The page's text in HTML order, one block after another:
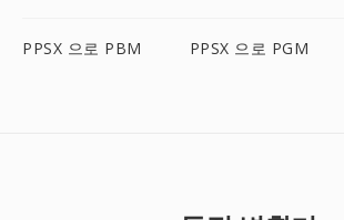
PPSX 으로 PBM PPSX 으로 PGM